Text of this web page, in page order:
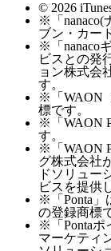
© 2026
※「nanaco(
ブン・カー
※「nanaco
ビスとの発
ョン株式会
す。
※「WAON
標です。
※「WAON
す。
※「WAON
グ株式会社
ドソリュー
ビスを提供
※「Ponta」
の登録商標
※「Pontaポ
マーケティ